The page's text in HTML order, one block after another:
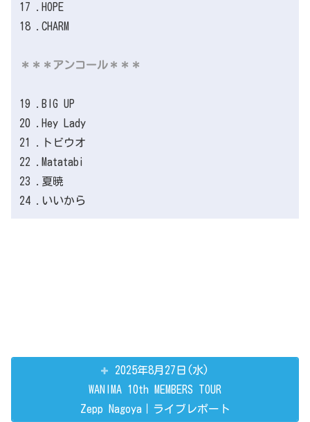
17 .HOPE
18 .CHARM
＊＊＊アンコール＊＊＊
19 .BIG UP
20 .Hey Lady
21 .トビウオ
22 .Matatabi
23 .夏暁
24 .いいから
2025年8月27日(水)
WANIMA 10th MEMBERS TOUR
Zepp Nagoya｜ライブレポート